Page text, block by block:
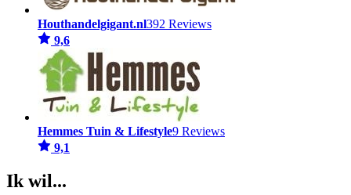
Houthandelgigant.nl392 Reviews
9,6
Hemmes Tuin & Lifestyle9 Reviews
9,1
Ik wil...